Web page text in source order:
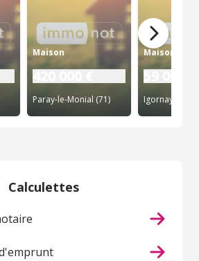
Maison
Paray-le-Monial (71)
Maison
Igornay (71)
Calculettes